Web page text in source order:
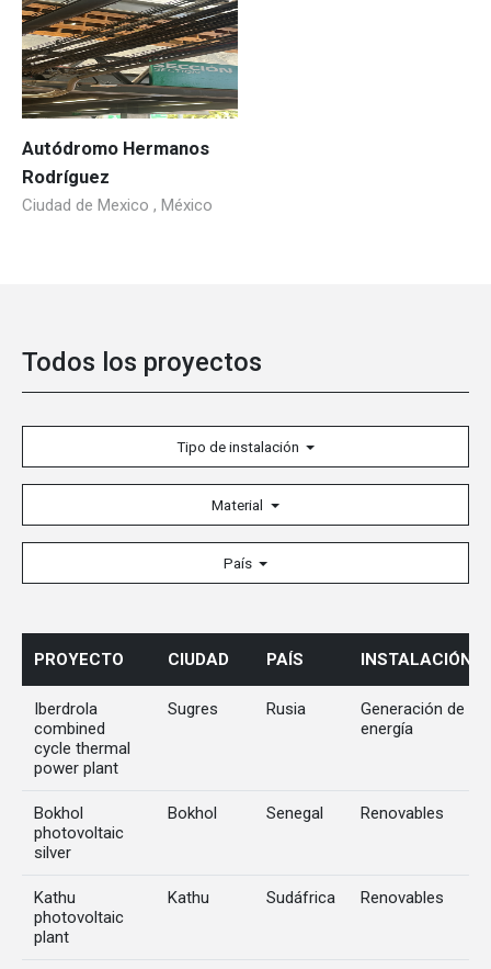
Autódromo Hermanos
Rodríguez
Ciudad de Mexico , México
Todos los proyectos
Tipo de instalación
Material
País
PROYECTO CIUDAD PAÍS INSTALACIÓN
Iberdrola
combined
cycle thermal
power plant
Sugres Rusia
Generación de
energía
Bokhol
photovoltaic
silver
Bokhol Senegal Renovables
Kathu
photovoltaic
plant
Kathu Sudáfrica Renovables